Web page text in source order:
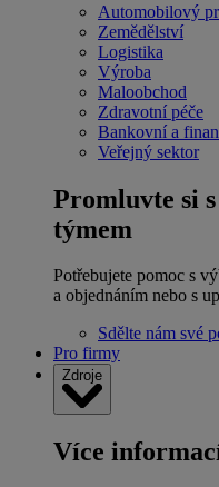
Automobilový
Zemědělství
Logistika
Výroba
Maloobchod
Zdravotní péče
Bankovní a
Veřejný sektor
Promluvte si
týmem
Potřebujete pomoc s
a objednáním nebo s
Sdělte nám své
Pro firmy
Zdroje
Více